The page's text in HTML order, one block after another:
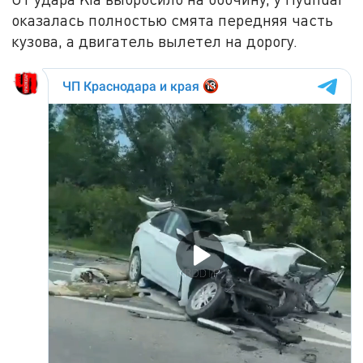
оказалась полностью смята передняя часть
кузова, а двигатель вылетел на дорогу.